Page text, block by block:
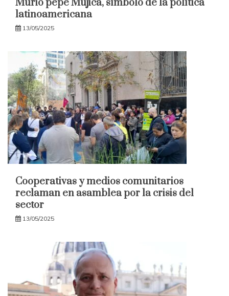
Murió pepe Mujica, símbolo de la política
latinoamericana
13/05/2025
Cooperativas y medios comunitarios
reclaman en asamblea por la crisis del
sector
13/05/2025